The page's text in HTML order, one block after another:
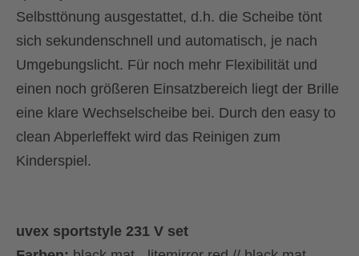
Selbsttönung ausgestattet, d.h. die Scheibe tönt
sich sekundenschnell und automatisch, je nach
Umgebungslicht. Für noch mehr Flexibilität und
einen noch größeren Einsatzbereich liegt der Brille
eine klare Wechselscheibe bei. Durch den easy to
clean Abperleffekt wird das Reinigen zum
Kinderspiel.
uvex sportstyle 231 V set